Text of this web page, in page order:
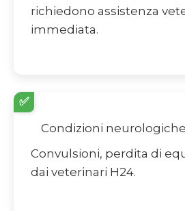
richiedono assistenza
immediata.
✅
Condizioni
Convulsioni, perdita di
dai veterinari H24.